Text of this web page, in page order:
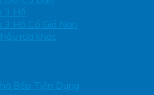
3 Hố
3 Hố Có Giá Nan
rửa khác
Bếp Tiện Dụng